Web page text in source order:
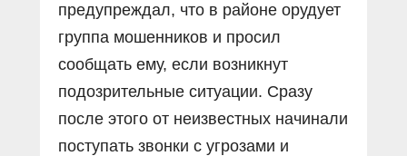
предупреждал, что в районе орудует
группа мошенников и просил
сообщать ему, если возникнут
подозрительные ситуации. Сразу
после этого от неизвестных начинали
поступать звонки с угрозами и